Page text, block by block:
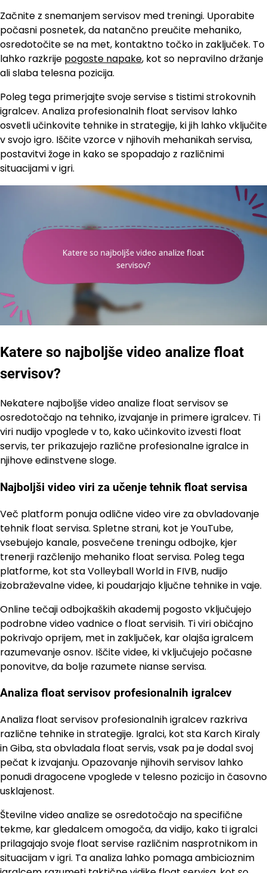
Začnite z snemanjem servisov med treningi. Uporabite
počasni posnetek, da natančno preučite mehaniko,
osredotočite se na met, kontaktno točko in zaključek. To
lahko razkrije pogoste napake, kot so nepravilno držanje
ali slaba telesna pozicija.
Poleg tega primerjajte svoje servise s tistimi strokovnih
igralcev. Analiza profesionalnih float servisov lahko
osvetli učinkovite tehnike in strategije, ki jih lahko vključite
v svojo igro. Iščite vzorce v njihovih mehanikah servisa,
postavitvi žoge in kako se spopadajo z različnimi
situacijami v igri.
Katere so najboljše video analize float
servisov?
Nekatere najboljše video analize float servisov se
osredotočajo na tehniko, izvajanje in primere igralcev. Ti
viri nudijo vpoglede v to, kako učinkovito izvesti float
servis, ter prikazujejo različne profesionalne igralce in
njihove edinstvene sloge.
Najboljši video viri za učenje tehnik float servisa
Več platform ponuja odlične video vire za obvladovanje
tehnik float servisa. Spletne strani, kot je YouTube,
vsebujejo kanale, posvečene treningu odbojke, kjer
trenerji razčlenijo mehaniko float servisa. Poleg tega
platforme, kot sta Volleyball World in FIVB, nudijo
izobraževalne videe, ki poudarjajo ključne tehnike in vaje.
Online tečaji odbojkaških akademij pogosto vključujejo
podrobne video vadnice o float servisih. Ti viri običajno
pokrivajo oprijem, met in zaključek, kar olajša igralcem
razumevanje osnov. Iščite videe, ki vključujejo počasne
ponovitve, da bolje razumete nianse servisa.
Analiza float servisov profesionalnih igralcev
Analiza float servisov profesionalnih igralcev razkriva
različne tehnike in strategije. Igralci, kot sta Karch Kiraly
in Giba, sta obvladala float servis, vsak pa je dodal svoj
pečat k izvajanju. Opazovanje njihovih servisov lahko
ponudi dragocene vpoglede v telesno pozicijo in časovno
usklajenost.
Številne video analize se osredotočajo na specifične
tekme, kar gledalcem omogoča, da vidijo, kako ti igralci
prilagajajo svoje float servise različnim nasprotnikom in
situacijam v igri. Ta analiza lahko pomaga ambicioznim